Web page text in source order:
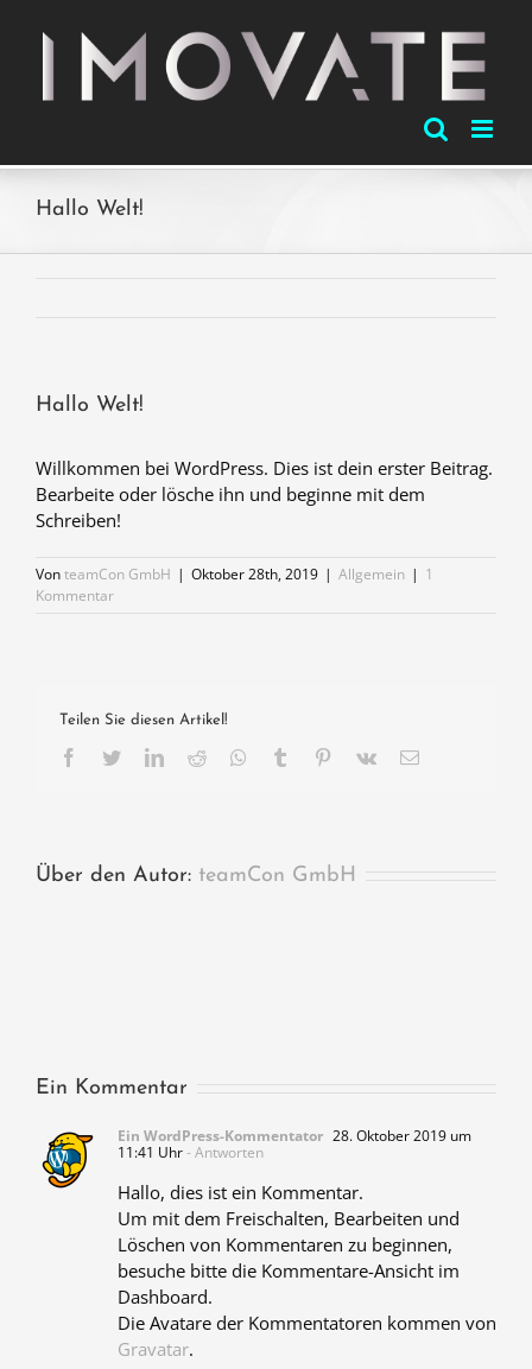
Inhalt
Hallo Welt!
Hallo Welt!
Willkommen bei WordPress. Dies ist dein erster Beitrag.
Bearbeite oder lösche ihn und beginne mit dem
Schreiben!
VonteamCon GmbH | Oktober 28th, 2019 | Allgemein | 1
Kommentar
Teilen Sie diesen Artikel!
Facebook
TwitterLinkedIn
Reddit Whatsapp
Tumblr Pinterest
Vk Email
Über den Autor: teamCon GmbH
Ein Kommentar
Ein WordPress-Kommentator 28. Oktober 2019 um
11:41 Uhr- Antworten
Hallo, dies ist ein Kommentar.
Um mit dem Freischalten, Bearbeiten und
Löschen von Kommentaren zu beginnen,
besuche bitte die Kommentare-Ansicht im
Dashboard.
Die Avatare der Kommentatoren kommen von
Gravatar.